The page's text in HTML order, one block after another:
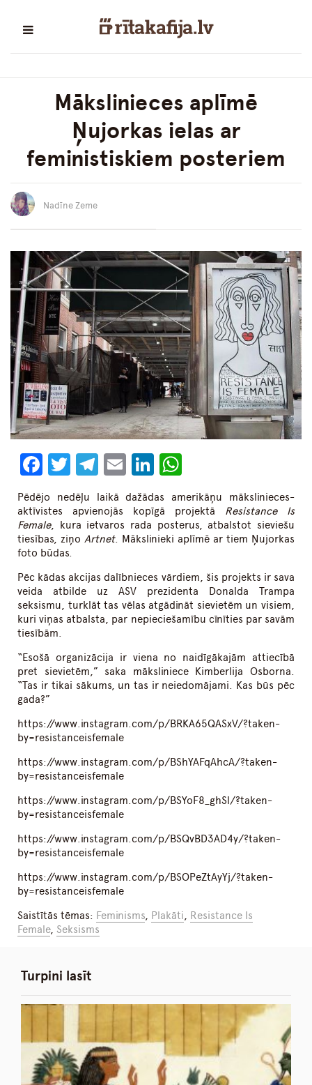
Mākslinieces aplīmē
Ņujorkas ielas ar
feministiskiem posteriem
Nadīne Zeme
Facebook
Twitter
Telegram
EmailLinkedIn
Pēdējo nedēļu laikā dažādas amerikāņu mākslinieces-
aktīvistes apvienojās kopīgā projektā Resistance Is
Female, kura ietvaros rada posterus, atbalstot sieviešu
tiesības, ziņoArtnet. Mākslinieki aplīmē ar tiem Ņujorkas
foto būdas.
Pēc kādas akcijas dalībnieces vārdiem, šis projekts ir sava
veida atbilde uz ASV prezidenta Donalda Trampa
seksismu, turklāt tas vēlas atgādināt sievietēm un visiem,
kuri viņas atbalsta, par nepieciešamību cīnīties par savām
tiesībām.
“Esošā organizācija ir viena no naidīgākajām attiecībā
pret sievietēm,” saka māksliniece Kimberlija Osborna.
“Tas ir tikai sākums, un tas ir neiedomājami. Kas būs pēc
gada?”
https://www.instagram.com/p/BRKA65QASxV/?taken-
by=resistanceisfemale
https://www.instagram.com/p/BShYAFqAhcA/?taken-
by=resistanceisfemale
https://www.instagram.com/p/BSYoF8_ghSl/?taken-
by=resistanceisfemale
https://www.instagram.com/p/BSQvBD3AD4y/?taken-
by=resistanceisfemale
https://www.instagram.com/p/BSOPeZtAyYj/?taken-
by=resistanceisfemale
Saistītās tēmas: Feminisms, Plakāti, Resistance Is
Female,Seksisms
Turpini lasīt